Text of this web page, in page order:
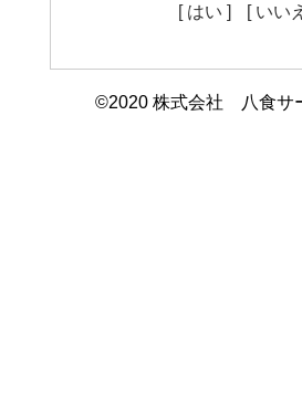
[ はい ] [ いい
©2020 株式会社 八食サ